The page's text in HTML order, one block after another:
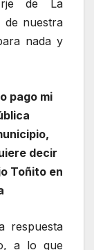
de La
de nuestra
nada y
pago mi
decir
Toñito en
respuesta
a lo que